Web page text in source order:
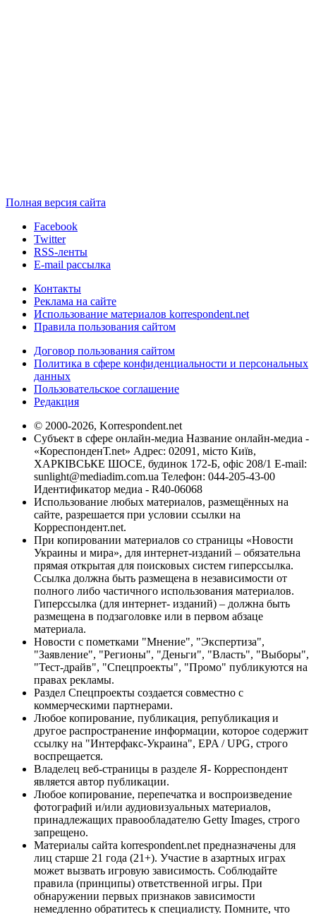
Полная версия сайта
Facebook
Twitter
RSS-ленты
E-mail рассылка
Контакты
Реклама на сайте
Использование материалов korrespondent.net
Правила пользования сайтом
Договор пользования сайтом
Политика в сфере конфиденциальности и персональных
данных
Пользовательское соглашение
Редакция
© 2000-2026, Korrespondent.net
Субъект в сфере онлайн-медиа Название онлайн-медиа -
«КореспонденТ.net» Адрес: 02091, місто Київ,
ХАРКІВСЬКЕ ШОСЕ, будинок 172-Б, офіс 208/1 E-mail:
sunlight@mediadim.com.ua Телефон: 044-205-43-00
Идентификатор медиа - R40-06068
Использование любых материалов, размещённых на
сайте, разрешается при условии ссылки на
Корреспондент.net.
При копировании материалов со страницы «Новости
Украины и мира», для интернет-изданий – обязательна
прямая открытая для поисковых систем гиперссылка.
Ссылка должна быть размещена в независимости от
полного либо частичного использования материалов.
Гиперссылка (для интернет- изданий) – должна быть
размещена в подзаголовке или в первом абзаце
материала.
Новости с пометками "Мнение", "Экспертиза",
"Заявление", "Регионы", "Деньги", "Власть", "Выборы",
"Тест-драйв", "Спецпроекты", "Промо" публикуются на
правах рекламы.
Раздел Спецпроекты создается совместно с
коммерческими партнерами.
Любое копирование, публикация, републикация и
другое распространение информации, которое содержит
ссылку на "Интерфакс-Украина", EPA / UPG, строго
воспрещается.
Владелец веб-страницы в разделе Я- Корреспондент
является автор публикации.
Любое копирование, перепечатка и воспроизведение
фотографий и/или аудиовизуальных материалов,
принадлежащих правообладателю Getty Images, строго
запрещено.
Материалы сайта korrespondent.net предназначены для
лиц старше 21 года (21+). Участие в азартных играх
может вызвать игровую зависимость. Соблюдайте
правила (принципы) ответственной игры. При
обнаружении первых признаков зависимости
немедленно обратитесь к специалисту. Помните, что